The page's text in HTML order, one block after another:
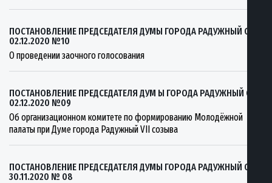
ПОСТАНОВЛЕНИЕ ПРЕДСЕДАТЕЛЯ ДУМЫ ГОРОДА РАДУЖНЫЙ ОТ
02.12.2020 №10
О проведении заочного голосования
ПОСТАНОВЛЕНИЕ ПРЕДСЕДАТЕЛЯ ДУМ Ы ГОРОДА РАДУЖНЫЙ ОТ
02.12.2020 №09
Об организационном комитете по формированию Молодёжной
палаты при Думе города Радужный VII созыва
ПОСТАНОВЛЕНИЕ ПРЕДСЕДАТЕЛЯ ДУМЫ ГОРОДА РАДУЖНЫЙ ОТ
30.11.2020 № 08